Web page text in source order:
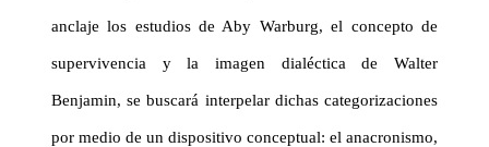
anclaje los estudios de Aby Warburg, el concepto de
supervivencia y la imagen dialéctica de Walter
Benjamin, se buscará interpelar dichas categorizaciones
por medio de un dispositivo conceptual: el anacronismo,